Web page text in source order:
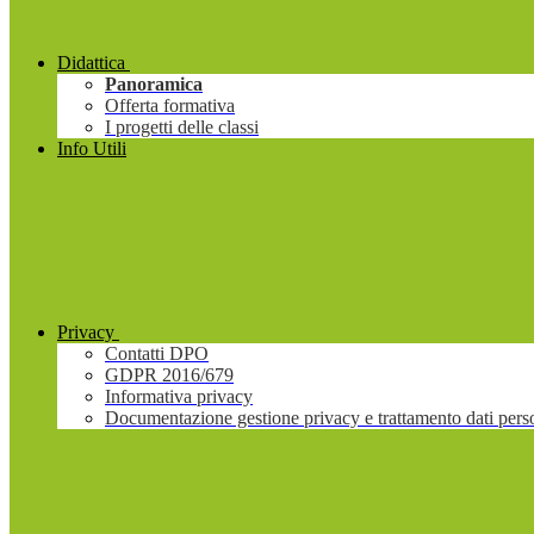
Didattica
Panoramica
Offerta formativa
I progetti delle classi
Info Utili
Privacy
Contatti DPO
GDPR 2016/679
Informativa privacy
Documentazione gestione privacy e trattamento dati